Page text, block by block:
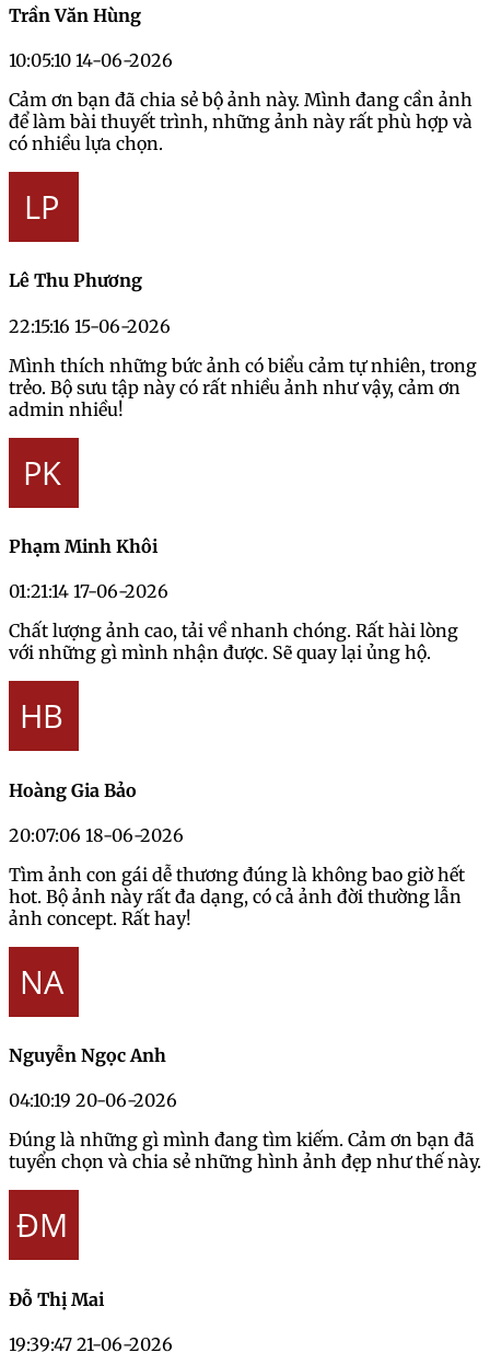
Trần Văn Hùng
10:05:10 14-06-2026
Cảm ơn bạn đã chia sẻ bộ ảnh này. Mình đang cần ảnh
để làm bài thuyết trình, những ảnh này rất phù hợp và
có nhiều lựa chọn.
Lê Thu Phương
22:15:16 15-06-2026
Mình thích những bức ảnh có biểu cảm tự nhiên, trong
trẻo. Bộ sưu tập này có rất nhiều ảnh như vậy, cảm ơn
admin nhiều!
Phạm Minh Khôi
01:21:14 17-06-2026
Chất lượng ảnh cao, tải về nhanh chóng. Rất hài lòng
với những gì mình nhận được. Sẽ quay lại ủng hộ.
Hoàng Gia Bảo
20:07:06 18-06-2026
Tìm ảnh con gái dễ thương đúng là không bao giờ hết
hot. Bộ ảnh này rất đa dạng, có cả ảnh đời thường lẫn
ảnh concept. Rất hay!
Nguyễn Ngọc Anh
04:10:19 20-06-2026
Đúng là những gì mình đang tìm kiếm. Cảm ơn bạn đã
tuyển chọn và chia sẻ những hình ảnh đẹp như thế này.
Đỗ Thị Mai
19:39:47 21-06-2026